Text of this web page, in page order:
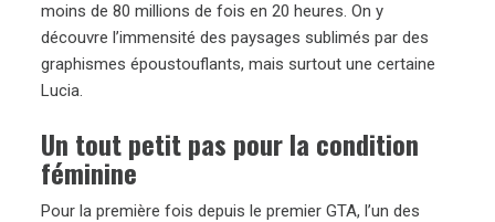
moins de 80 millions de fois en 20 heures. On y
découvre l’immensité des paysages sublimés par des
graphismes époustouflants, mais surtout une certaine
Lucia.
Un tout petit pas pour la condition
féminine
Pour la première fois depuis le premier GTA, l’un des